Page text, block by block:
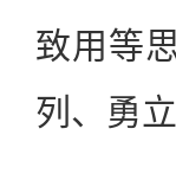
致用等
列、勇